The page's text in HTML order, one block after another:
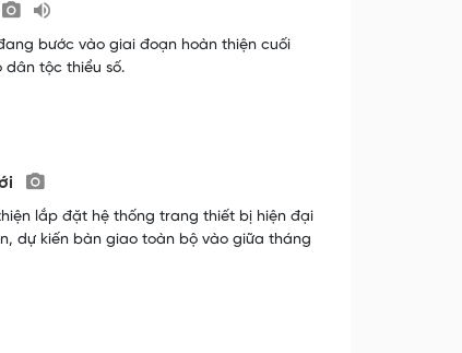
bước vào giai đoạn hoàn thiện cuối
dân tộc thiểu số.
lắp đặt hệ thống trang thiết bị hiện đại
dự kiến bàn giao toàn bộ vào giữa tháng